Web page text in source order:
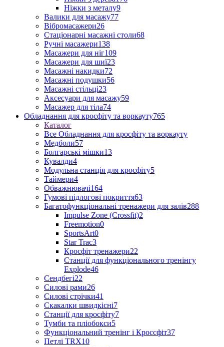
Ніжки з металу9
Валики для масажу77
Вібромасажери26
Стаціонарні масажні столи68
Ручні масажери138
Масажери для ніг109
Масажери для шиї23
Масажні накидки72
Масажні подушки56
Масажні стільці23
Аксесуари для масажу59
Масажер для тіла74
Обладнання для кросфіту та воркауту765
Каталог
Все Обладнання для кросфіту та воркауту
Медболи57
Болгарські мішки13
Кувалди4
Модульна станція для кросфіту5
Таймери4
Обважнювачі164
Гумові підлогові покриття63
Багатофункціональні тренажери для залів288
Impulse Zone (Crossfit)2
Freemotion0
SportsArt0
Star Trac3
Кросфіт тренажери22
Станції для функціонального тренінгу
Explode46
Сендбегі22
Силові рами26
Силові стрічки41
Скакалки швидкісні7
Станції для кросфіту7
Тумби та пліобокси5
Функціональний тренінг і Кроссфіт37
Петлі TRX10